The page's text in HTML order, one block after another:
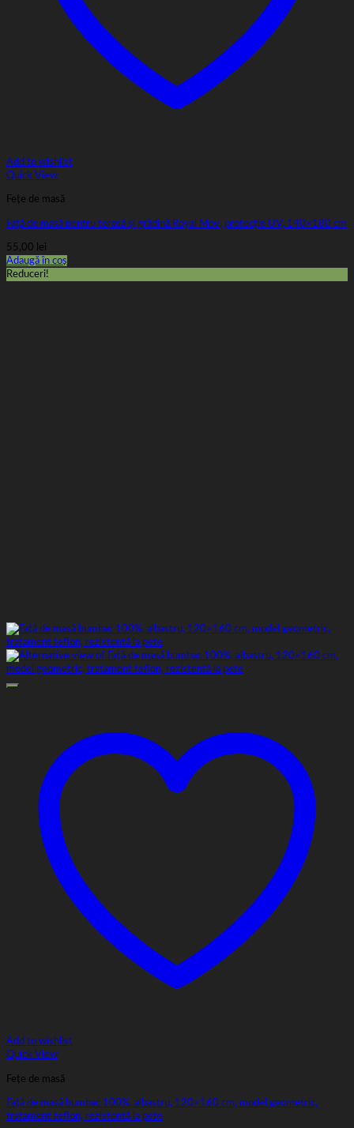
Add to wishlist
Quick View
Fețe de masă
Față de masă pentru terasă și grădină Royal Mov, protecție UV, 140×180 cm
55,00 lei
Adaugă în coș
Reduceri!
Add to wishlist
Quick View
Fețe de masă
Față de masă bumbac 100%, albastru, 120×160 cm, model geometric,
tratament teflon, rezistentă la pete